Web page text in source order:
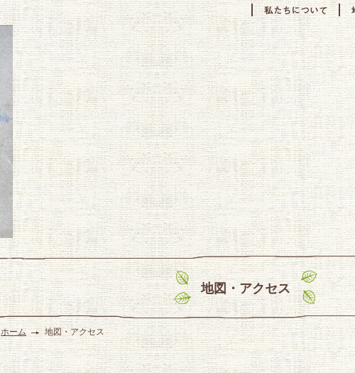
地図・アクセス
ホーム 地図・アクセス